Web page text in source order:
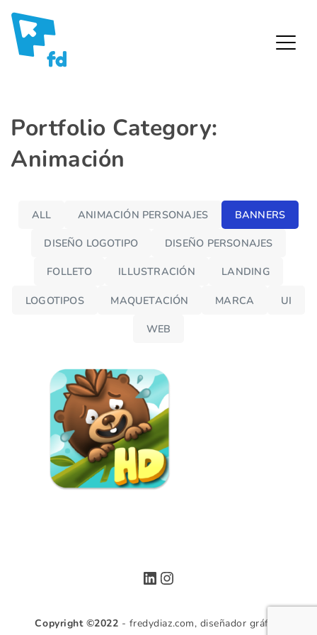
Skip
content
Portfolio Category:
Animación
ALL ANIMACIÓN PERSONAJES BANNERS
DISEÑO LOGOTIPO DISEÑO PERSONAJES
FOLLETO ILLUSTRACIÓN LANDING
LOGOTIPOS MAQUETACIÓN MARCA UI
WEB
LinkedIn
Instagram
Copyright ©2022 - fredydiaz.com, diseñador gráfico